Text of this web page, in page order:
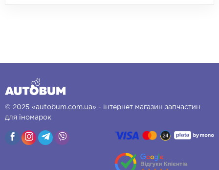
© 2025 «autobum.com.ua» - інтернет магазин запчастин
для іномарок